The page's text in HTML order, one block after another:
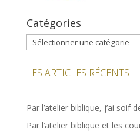
Catégories
Catégories
LES ARTICLES RÉCENTS
Par l’atelier biblique, j’ai soif
Par l’atelier biblique et les